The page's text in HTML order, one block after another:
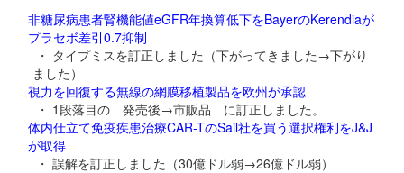
非糖尿病患者腎機能値eGFR年換算低下をBayerのKerendiaが
プラセボ差引0.7抑制
・ タイプミスを訂正しました（下がってきました→下がり
ました）
視力を回復する無線の網膜移植製品を欧州が承認
・ 1段落目の 発売後→市販品 に訂正しました。
体内仕立て免疫疾患治療CAR-TのSail社を買う選択権利をJ&J
が取得
・ 誤解を訂正しました（30億ドル弱→26億ドル弱）